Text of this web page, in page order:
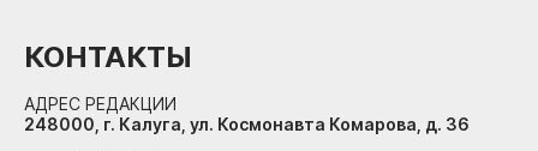
КОНТАКТЫ
АДРЕС РЕДАКЦИИ
248000, г. Калуга, ул. Космонавта Комарова, д. 36